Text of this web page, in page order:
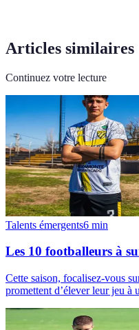
Articles similaires
Continuez votre lecture
Talents émergents6 min
Les 10 footballeurs à
Cette saison, focalisez-vous
promettent d’élever leur jeu à